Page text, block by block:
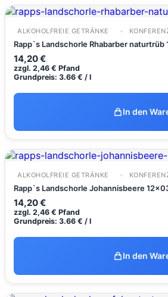
ALKOHOLFREIE GETRÄNKE
Rapp`s Landschorle Rhabarber naturtrüb
14,20€
zzgl. 2,46 € Pfand
Grundpreis: 3.66 € / l
In den
ALKOHOLFREIE GETRÄNKE
Rapp`s Landschorle Johannisbeere
14,20€
zzgl. 2,46 € Pfand
Grundpreis: 3.66 € / l
In den